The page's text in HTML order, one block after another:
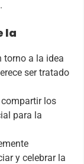
la
torno a la idea
ser tratado
compartir los
para la
y celebrar la